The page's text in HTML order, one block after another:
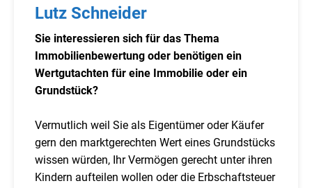
Lutz Schneider
Sie interessieren sich für das Thema
Immobilienbewertung oder benötigen ein
Wertgutachten für eine Immobilie oder ein
Grundstück?
Vermutlich weil Sie als Eigentümer oder Käufer
gern den marktgerechten Wert eines Grundstücks
wissen würden, Ihr Vermögen gerecht unter ihren
Kindern aufteilen wollen oder die Erbschaftsteuer